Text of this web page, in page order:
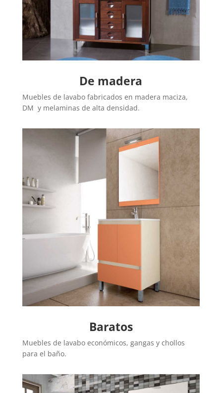
De madera
Muebles de lavabo fabricados en madera maciza,
DM y melaminas de alta densidad.
Baratos
Muebles de lavabo económicos, gangas y chollos
para el baño.